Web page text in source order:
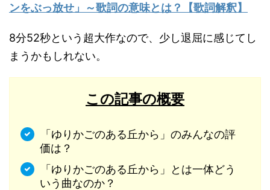
ンをぶっ放せ」～歌詞の意味とは？【歌詞解釈】
8分52秒という超大作なので、少し退屈に感じてし
まうかもしれない。
この記事の概要
「ゆりかごのある丘から」のみんなの評
価は？
「ゆりかごのある丘から」とは一体どう
いう曲なのか？